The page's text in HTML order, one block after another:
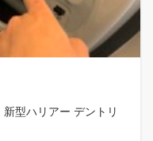
型ハリアー デントリ